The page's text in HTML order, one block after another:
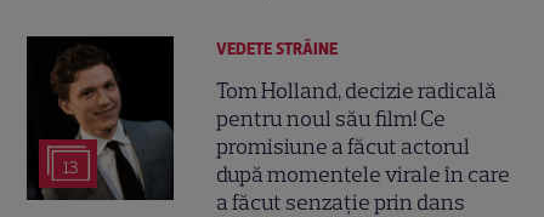
13
VEDETE STRĂINE
Tom Holland, decizie radicală
pentru noul său film! Ce
promisiune a făcut actorul
după momentele virale în care
a făcut senzație prin dans